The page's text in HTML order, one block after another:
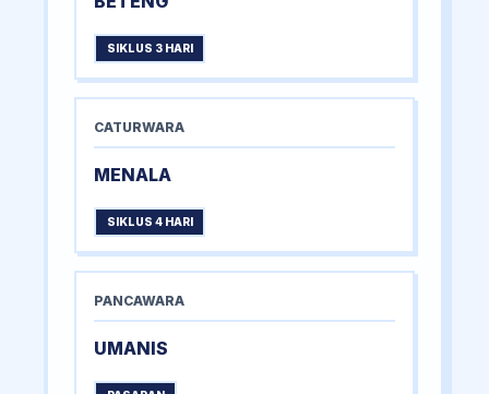
SIKLUS 3 HARI
CATURWARA
MENALA
SIKLUS 4 HARI
PANCAWARA
UMANIS